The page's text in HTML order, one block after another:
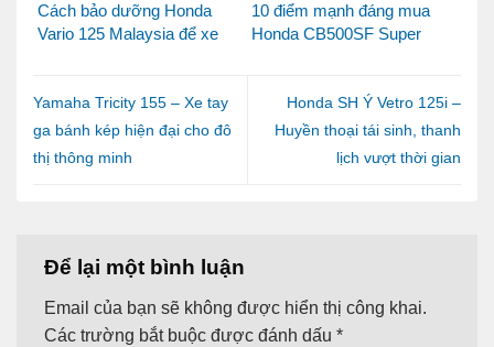
Cách bảo dưỡng Honda
Vario 125 Malaysia để xe
10 điểm mạnh đáng mua
Honda CB500SF Super
Yamaha Tricity 155 – Xe tay
ga bánh kép hiện đại cho đô
thị thông minh
Honda SH Ý Vetro 125i –
Huyền thoại tái sinh, thanh
lịch vượt thời gian
Để lại một bình luận
Email của bạn sẽ không được hiển thị công khai.
Các trường bắt buộc được đánh dấu *